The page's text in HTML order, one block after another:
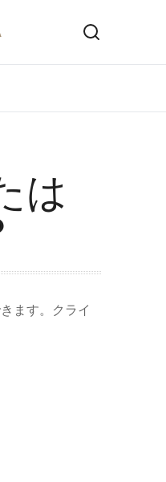
は
ます。クライ